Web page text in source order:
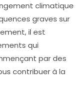
climatique
graves sur
il est
qui
par des
contribuer à la